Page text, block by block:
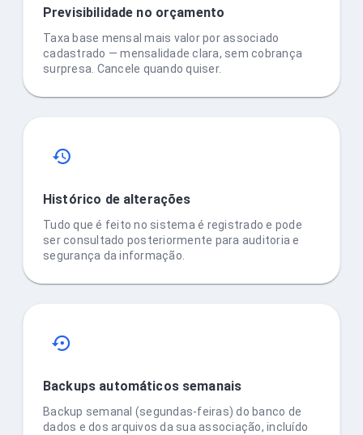
Previsibilidade no orçamento
Taxa base mensal mais valor por associado
cadastrado — mensalidade clara, sem cobrança
surpresa. Cancele quando quiser.
Histórico de alterações
Tudo que é feito no sistema é registrado e pode
ser consultado posteriormente para auditoria e
segurança da informação.
Backups automáticos semanais
Backup semanal (segundas-feiras) do banco de
dados e dos arquivos da sua associação, incluído